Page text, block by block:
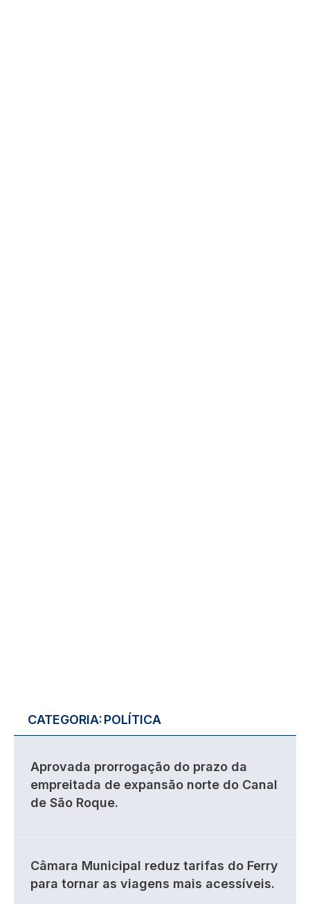
CATEGORIA:POLÍTICA
Aprovada prorrogação do prazo da
empreitada de expansão norte do Canal
de São Roque.
Câmara Municipal reduz tarifas do Ferry
para tornar as viagens mais acessíveis.